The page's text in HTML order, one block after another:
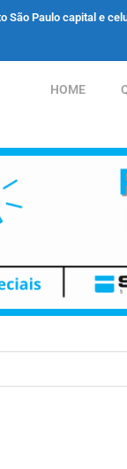
São Paulo capital e
HOME